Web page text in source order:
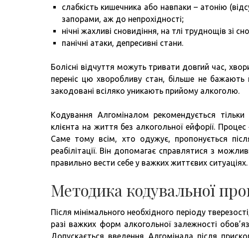
слабкість кишечника або навпаки – атонію
запорами, аж до непрохідності;
нічні жахливі сновидіння, на тлі труднощів зі
панічні атаки, депресивні стани.
Болісні відчуття можуть тривати довгий час,
переніс цю хворобливу стан, більше не
закодовані всіляко уникають прийому алкоголю.
Кодування Алгоміналом рекомендується тільки
клієнта на життя без алкогольної ейфорії.
Саме тому всім, хто одужує, пропонується
реабілітації. Він допомагає справлятися з
правильно вести себе у важких життєвих ситуаціях.
Методика кодувальної
Після мінімального необхідного періоду
разі важких форм алкогольної залежності
Допускається введення Алгомінала після